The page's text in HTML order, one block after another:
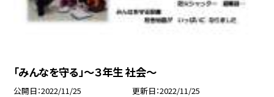
「みんなを守る」〜３年生 社会〜
公開日 2022/11/25 更新日 2022/11/25